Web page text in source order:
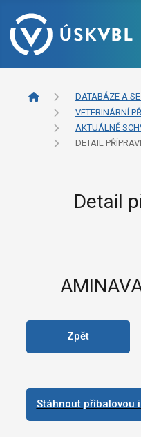
DATABÁZE A
VETERINÁRNÍ
AKTUÁLNĚ
DETAIL
Detail
Zpět
Stáhnout příbalovou